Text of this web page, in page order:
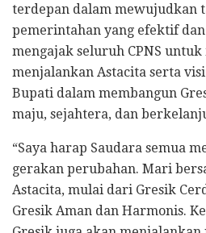
terdepan dalam mewujudkan
pemerintahan yang efektif
mengajak seluruh CPNS
menjalankan Astacita serta
Bupati dalam membangun
maju, sejahtera, dan
“Saya harap Saudara semua
gerakan perubahan. Mari
Astacita, mulai dari Gresik
Gresik Aman dan Harmonis.